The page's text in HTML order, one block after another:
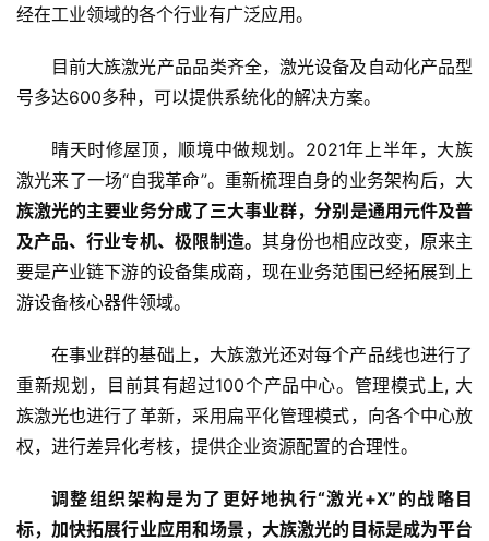
业
G
人
工
智
I
科
讯
经在工业领域的各个行业有广泛应用。
目前大族激光产品品类齐全，激光设备及自动化产品型
号多达600多种，可以提供系统化的解决方案。
晴天时修屋顶，顺境中做规划。2021年上半年，大族
激光来了一场“自我革命”。重新梳理自身的业务架构后，大
族激光的主要业务分成了三大事业群，分别是通用元件及普
及产品、行业专机、极限制造。其身份也相应改变，原来主
要是产业链下游的设备集成商，现在业务范围已经拓展到上
游设备核心器件领域。
在事业群的基础上，大族激光还对每个产品线也进行了
重新规划，目前其有超过100个产品中心。管理模式上, 大
族激光也进行了革新，采用扁平化管理模式，向各个中心放
权，进行差异化考核，提供企业资源配置的合理性。
调整组织架构是为了更好地执行“激光+X”的战略目
标，加快拓展行业应用和场景，大族激光的目标是成为平台